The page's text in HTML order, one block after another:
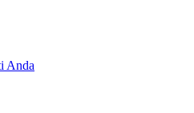
Anda